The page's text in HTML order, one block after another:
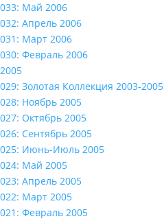
033: Май 2006
032: Апрель 2006
031: Март 2006
030: Февраль 2006
2005
029: Золотая Коллекция 2003-2005
028: Ноябрь 2005
027: Октябрь 2005
026: Сентябрь 2005
025: Июнь-Июль 2005
024: Май 2005
023: Апрель 2005
022: Март 2005
021: Февраль 2005